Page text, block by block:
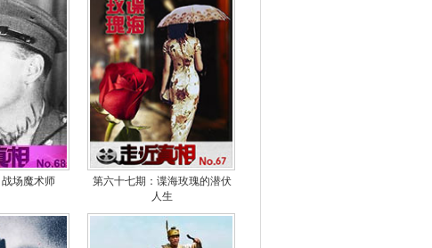
《百战经典》 20150523 二战
秘档·希特勒的末日
《百战经典》 20150516 二战
全纪录·末路东京
《百战经典》 20150509 二战
全纪录·夺岛生死战
《百战经典》 20150502 二战
全纪录·攻克柏林
场魔术师
第六十七期：谍海玫瑰的潜伏
人生